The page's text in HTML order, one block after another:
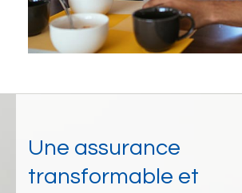
Une assurance
transformable et